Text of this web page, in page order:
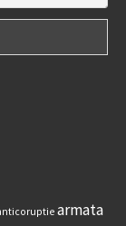
armata